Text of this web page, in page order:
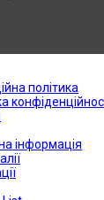
політика
інформація